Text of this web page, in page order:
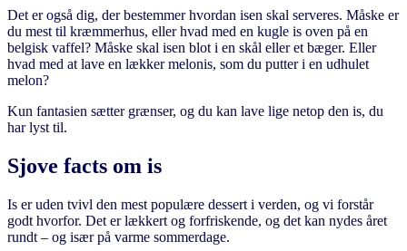
Det er også dig, der bestemmer hvordan isen skal serveres. Måske er
du mest til kræmmerhus, eller hvad med en kugle is oven på en
belgisk vaffel? Måske skal isen blot i en skål eller et bæger. Eller
hvad med at lave en lækker melonis, som du putter i en udhulet
melon?
Kun fantasien sætter grænser, og du kan lave lige netop den is, du
har lyst til.
Sjove facts om is
Is er uden tvivl den mest populære dessert i verden, og vi forstår
godt hvorfor. Det er lækkert og forfriskende, og det kan nydes året
rundt – og især på varme sommerdage.